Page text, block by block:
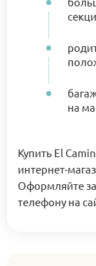
на
Купить El
интернет-
Оформляйте
телефону на